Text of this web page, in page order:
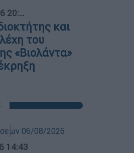
και
του
«Βιολάντα»
14:43